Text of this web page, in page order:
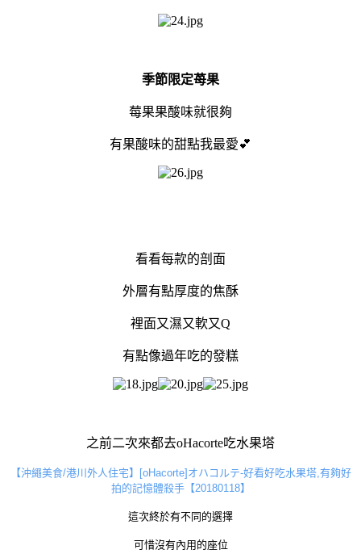
季節限定苺果
莓果果酸味就很夠
有果酸味的甜點我最愛💕
看看每款的剖面
外層有點厚度的焦酥
裡面又濕又軟又Q
有點像過年吃的發糕
之前二次來都去oHacorte吃水果塔
【沖繩美食/港川外人住宅】[oHacorte]オハコルテ-好看好吃水果塔,有夠好
拍的記憶體殺手【20180118】
這次終於有不同的選擇
可惜沒有內用的座位